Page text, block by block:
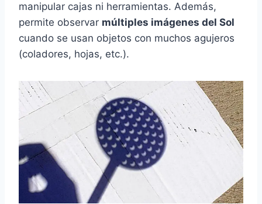
manipular cajas ni herramientas. Además,
permite observar múltiples imágenes del Sol
cuando se usan objetos con muchos agujeros
(coladores, hojas, etc.).